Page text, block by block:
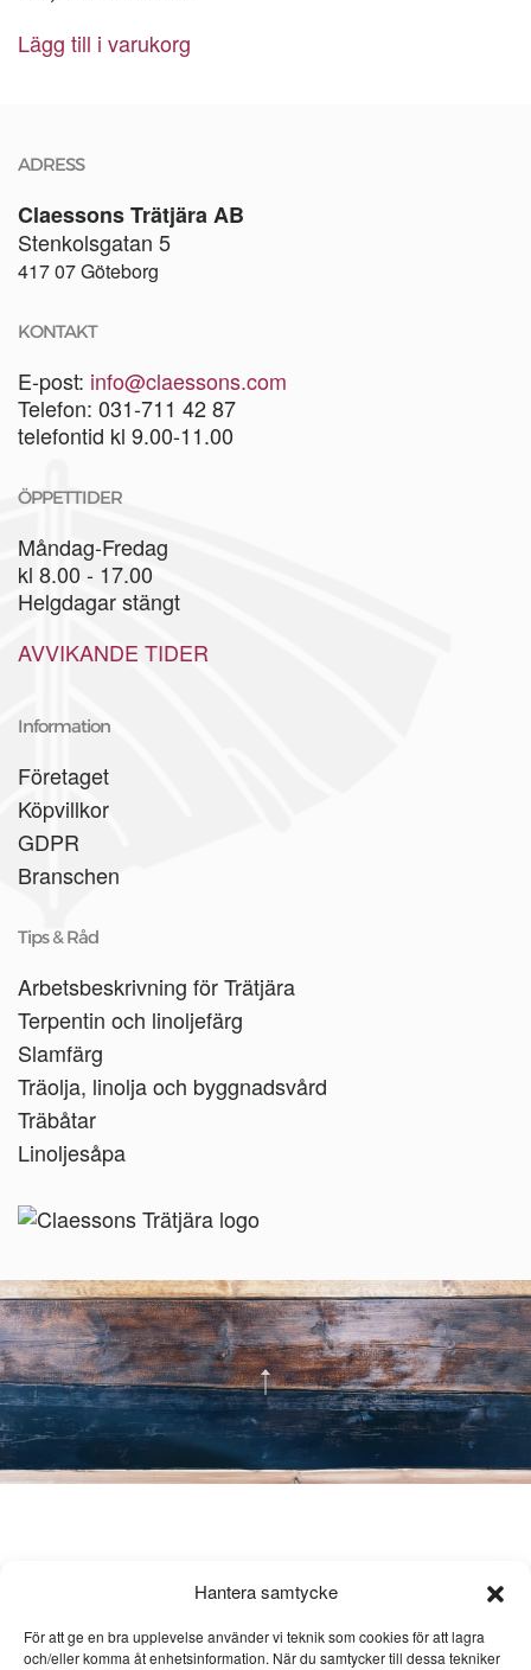
Hantera samtycke
För att ge en bra upplevelse använder vi teknik som cookies för att lagra
och/eller komma åt enhetsinformation. När du samtycker till dessa tekniker
Lägg till i varukorg
ADRESS
Claessons Trätjära AB
Stenkolsgatan 5
417 07 Göteborg
KONTAKT
E-post: info@claessons.com
Telefon: 031-711 42 87
telefontid kl 9.00-11.00
ÖPPETTIDER
Måndag-Fredag
kl 8.00 - 17.00
Helgdagar stängt
AVVIKANDE TIDER
Information
Företaget
Köpvillkor
GDPR
Branschen
Tips & Råd
Arbetsbeskrivning för Trätjära
Terpentin och linoljefärg
Slamfärg
Träolja, linolja och byggnadsvård
Träbåtar
Linoljesåpa